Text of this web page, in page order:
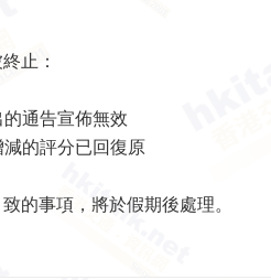
止：
通告宣佈無效
的評分已回復原
的事項，將於假期後處理。